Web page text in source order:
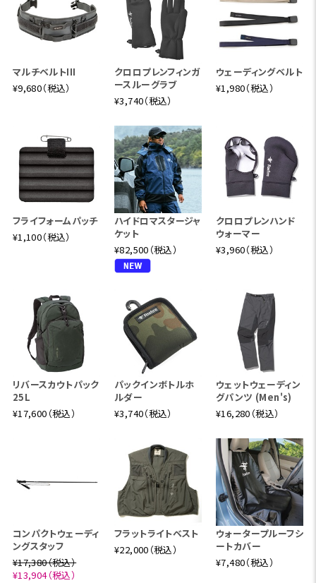
マルチベルトIII
¥9,680（税込）
クロロプレンフィンガ
ースルーグラブ
¥3,740（税込）
ウェーディングベルト
¥1,980（税込）
フライフォームパッチ
¥1,100（税込）
ハイドロマスタージャ
ケット
¥82,500（税込）
クロロプレンハンド
ウォーマー
¥3,960（税込）
リバースカウトパック
25L
¥17,600（税込）
パックインボトルホ
ルダー
¥3,740（税込）
ウェットウェーディン
グパンツ (Men's)
¥16,280（税込）
コンパクトウェーディ
ングスタッフ
¥17,380（税込）
¥13,904（税込）
フラットライトベスト
¥22,000（税込）
ウォータープルーフシ
ートカバー
¥7,480（税込）